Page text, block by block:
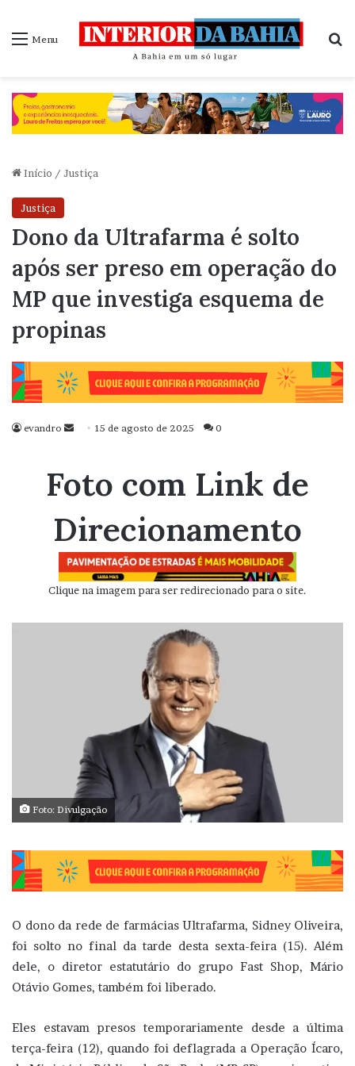
Menu
Início / Justiça
Justiça
Dono da Ultrafarma é solto
após ser preso em operação do
MP que investiga esquema de
propinas
evandro
Mande
mail
15 de agosto de 2025 0
Foto com Link de
Direcionamento
Clique na imagem para ser redirecionado para o site.
Foto: Divulgação
O dono da rede de farmácias Ultrafarma, Sidney Oliveira,
foi solto no final da tarde desta sexta-feira (15). Além
dele, o diretor estatutário do grupo Fast Shop, Mário
Otávio Gomes, também foi liberado.
Eles estavam presos temporariamente desde a última
terça-feira (12), quando foi deflagrada a Operação Ícaro,